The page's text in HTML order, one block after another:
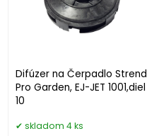
Difúzer na Čerpadlo Strend
Pro Garden, EJ-JET 1001,diel
10
skladom 4 ks